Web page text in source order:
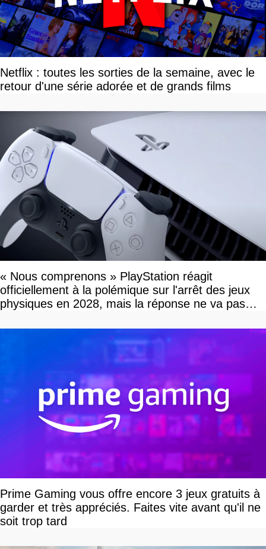
Netflix : toutes les sorties de la semaine, avec le
retour d'une série adorée et de grands films
« Nous comprenons » PlayStation réagit
officiellement à la polémique sur l'arrêt des jeux
physiques en 2028, mais la réponse ne va pas
Prime Gaming vous offre encore 3 jeux gratuits à
garder et très appréciés. Faites vite avant qu'il ne
soit trop tard